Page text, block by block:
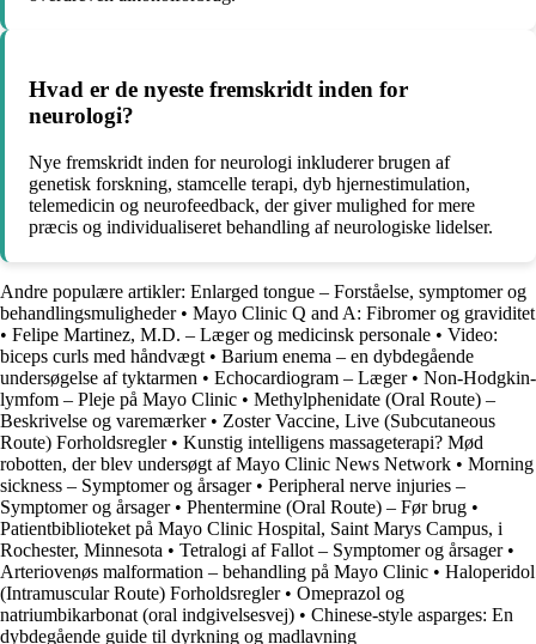
Hvad er de nyeste fremskridt inden for
neurologi?
Nye fremskridt inden for neurologi inkluderer brugen af
genetisk forskning, stamcelle terapi, dyb hjernestimulation,
telemedicin og neurofeedback, der giver mulighed for mere
præcis og individualiseret behandling af neurologiske lidelser.
Andre populære artikler: Enlarged tongue – Forståelse, symptomer og
behandlingsmuligheder• Mayo Clinic Q and A: Fibromer og graviditet
• Felipe Martinez, M.D. – Læger og medicinsk personale • Video:
biceps curls med håndvægt • Barium enema – en dybdegående
undersøgelse af tyktarmen • Echocardiogram – Læger• Non-Hodgkin-
lymfom – Pleje på Mayo Clinic • Methylphenidate (Oral Route) –
Beskrivelse og varemærker• Zoster Vaccine, Live (Subcutaneous
Route) Forholdsregler• Kunstig intelligens massageterapi? Mød
robotten, der blev undersøgt af Mayo Clinic News Network • Morning
sickness – Symptomer og årsager• Peripheral nerve injuries –
Symptomer og årsager• Phentermine (Oral Route) – Før brug •
Patientbiblioteket på Mayo Clinic Hospital, Saint Marys Campus, i
Rochester, Minnesota • Tetralogi af Fallot – Symptomer og årsager•
Arteriovenøs malformation – behandling på Mayo Clinic • Haloperidol
(Intramuscular Route) Forholdsregler• Omeprazol og
natriumbikarbonat (oral indgivelsesvej) • Chinese-style asparges: En
dybdegående guide til dyrkning og madlavning